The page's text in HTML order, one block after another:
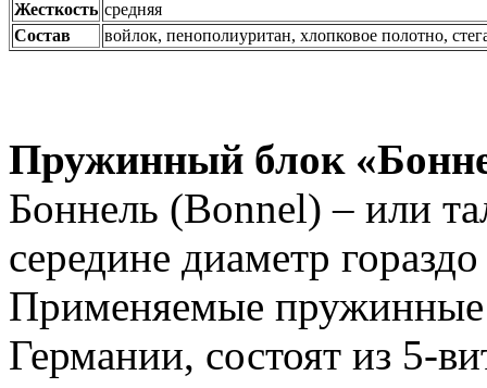
Жесткость средняя
Состав
войлок, пенополиуритан, хлопковое полотно,
Пружинный блок
Боннель (Bonnel) – или
середине диаметр
Применяемые
Германии, состоят из 5-